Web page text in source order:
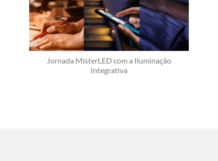
Jornada MisterLED com a Iluminação
Integrativa